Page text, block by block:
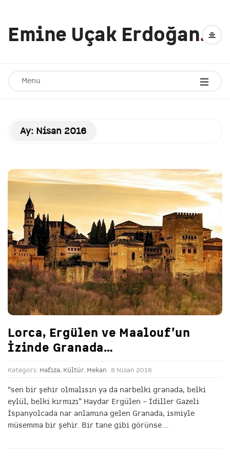
Emine Uçak Erdoğan.
Menu
Ay: Nisan 2016
Lorca, Ergülen ve Maalouf’un
İzinde Granada…
Kategori: Hafıza, Kültür, Mekan 8 Nisan 2016
“sen bir şehir olmalısın ya da narbelki granada, belki
eylül, belki kırmızı” Haydar Ergülen – İdiller Gazeli
İspanyolcada nar anlamına gelen Granada, ismiyle
müsemma bir şehir. Bir tane gibi görünse